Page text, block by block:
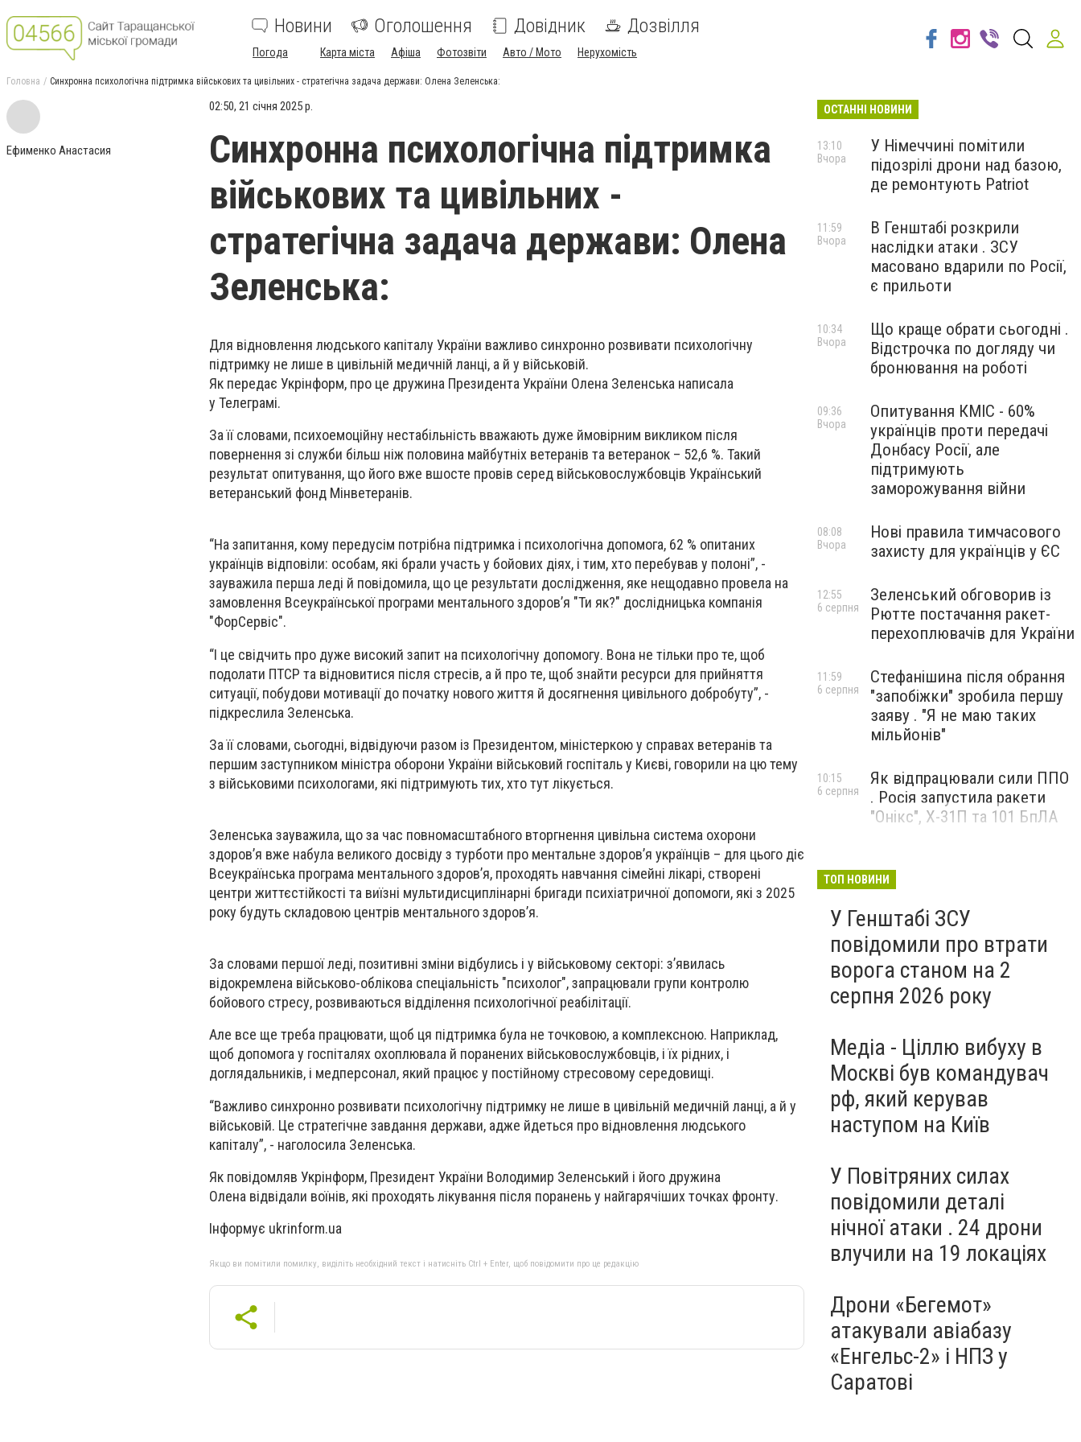
Новини Оголошення Довідник Дозвілля
Погода Карта міста Афіша Фотозвіти Авто / Мото Нерухомість
Головна Синхронна психологічна підтримка військових та цивільних - стратегічна задача держави: Олена Зеленська:
Ефименко Анастасия
02:50, 21 січня 2025 р.
Синхронна психологічна підтримка
військових та цивільних -
стратегічна задача держави: Олена
Зеленська:
Для відновлення людського капіталу України важливо синхронно розвивати психологічну
підтримку не лише в цивільній медичній ланці, а й у військовій.
Як передає Укрінформ, про це дружина Президента України Олена Зеленська написала
у Телеграмі.
За її словами, психоемоційну нестабільність вважають дуже ймовірним викликом після
повернення зі служби більш ніж половина майбутніх ветеранів та ветеранок – 52,6 %. Такий
результат опитування, що його вже вшосте провів серед військовослужбовців Український
ветеранський фонд Мінветеранів.
“На запитання, кому передусім потрібна підтримка і психологічна допомога, 62 % опитаних
українців відповіли: особам, які брали участь у бойових діях, і тим, хто перебував у полоні”, -
зауважила перша леді й повідомила, що це результати дослідження, яке нещодавно провела на
замовлення Всеукраїнської програми ментального здоров’я "Ти як?" дослідницька компанія
"ФорСервіс".
“І це свідчить про дуже високий запит на психологічну допомогу. Вона не тільки про те, щоб
подолати ПТСР та відновитися після стресів, а й про те, щоб знайти ресурси для прийняття
ситуації, побудови мотивації до початку нового життя й досягнення цивільного добробуту”, -
підкреслила Зеленська.
За її словами, сьогодні, відвідуючи разом із Президентом, міністеркою у справах ветеранів та
першим заступником міністра оборони України військовий госпіталь у Києві, говорили на цю тему
з військовими психологами, які підтримують тих, хто тут лікується.
Зеленська зауважила, що за час повномасштабного вторгнення цивільна система охорони
здоров’я вже набула великого досвіду з турботи про ментальне здоров’я українців – для цього діє
Всеукраїнська програма ментального здоров’я, проходять навчання сімейні лікарі, створені
центри життєстійкості та виїзні мультидисциплінарні бригади психіатричної допомоги, які з 2025
року будуть складовою центрів ментального здоров’я.
За словами першої леді, позитивні зміни відбулись і у військовому секторі: з’явилась
відокремлена військово-облікова спеціальність "психолог", запрацювали групи контролю
бойового стресу, розвиваються відділення психологічної реабілітації.
Але все ще треба працювати, щоб ця підтримка була не точковою, а комплексною. Наприклад,
щоб допомога у госпіталях охоплювала й поранених військовослужбовців, і їх рідних, і
доглядальників, і медперсонал, який працює у постійному стресовому середовищі.
“Важливо синхронно розвивати психологічну підтримку не лише в цивільній медичній ланці, а й у
військовій. Це стратегічне завдання держави, адже йдеться про відновлення людського
капіталу”, - наголосила Зеленська.
Як повідомляв Укрінформ, Президент України Володимир Зеленський і його дружина
Олена відвідали воїнів, які проходять лікування після поранень у найгарячіших точках фронту.
Інформує ukrinform.ua
Якщо ви помітили помилку, виділіть необхідний текст і натисніть Ctrl + Enter, щоб повідомити про це редакцію
ОСТАННІ НОВИНИ
У Німеччині помітили
підозрілі дрони над базою,
де ремонтують Patriot
13:10
Вчора
В Генштабі розкрили
наслідки атаки . ЗСУ
масовано вдарили по Росії,
є прильоти
11:59
Вчора
Що краще обрати сьогодні .
Відстрочка по догляду чи
бронювання на роботі
10:34
Вчора
Опитування КМІС - 60%
українців проти передачі
Донбасу Росії, але
підтримують
заморожування війни
09:36
Вчора
Нові правила тимчасового
захисту для українців у ЄС
08:08
Вчора
Зеленський обговорив із
Рютте постачання ракет-
перехоплювачів для України
12:55
6 серпня
Стефанішина після обрання
"запобіжки" зробила першу
заяву . "Я не маю таких
мільйонів"
11:59
6 серпня
Як відпрацювали сили ППО
. Росія запустила ракети
"Онікс", Х-31П та 101 БпЛА
10:15
6 серпня
ТОП НОВИНИ
У Генштабі ЗСУ
повідомили про втрати
ворога станом на 2
серпня 2026 року
Медіа - Ціллю вибуху в
Москві був командувач
рф, який керував
наступом на Київ
У Повітряних силах
повідомили деталі
нічної атаки . 24 дрони
влучили на 19 локаціях
Дрони «Бегемот»
атакували авіабазу
«Енгельс-2» і НПЗ у
Саратові